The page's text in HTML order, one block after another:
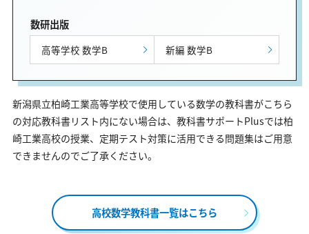
数研出版
高等学校 数学B 新編 数学B
新潟県立柏崎工業高等学校で使用している数学の教科書がこちら
の対応教科書リスト内にない場合は、教科書サポートPlusでは柏
崎工業高校の授業、定期テスト対策に活用できる問題集はご用意
できませんのでご了承ください。
高校数学教科書一覧はこちら